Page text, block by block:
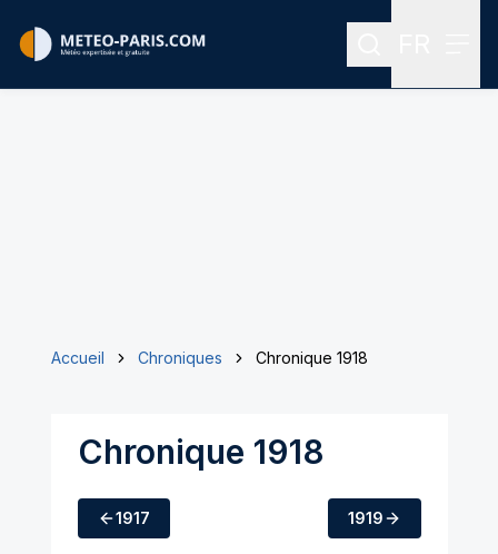
Rechercher
Accueil Chroniques Chronique 1918
Chronique 1918
1917 1919